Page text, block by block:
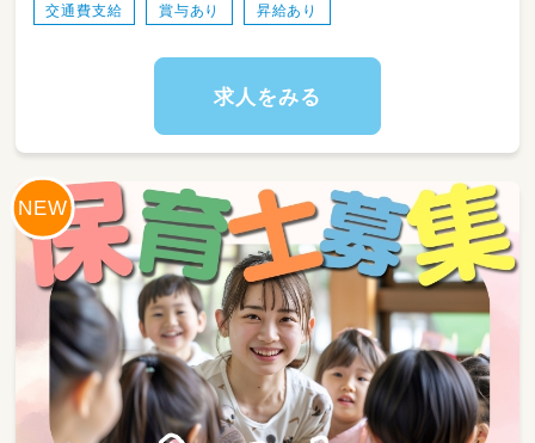
交通費支給 賞与あり 昇給あり
求人をみる